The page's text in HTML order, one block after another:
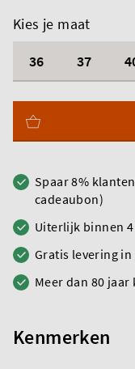
Kies je maat
36
37
Spaar 8%
cadeaubon)
Uiterlijk binnen
Gratis levering in
Meer dan 80
Kenmerken